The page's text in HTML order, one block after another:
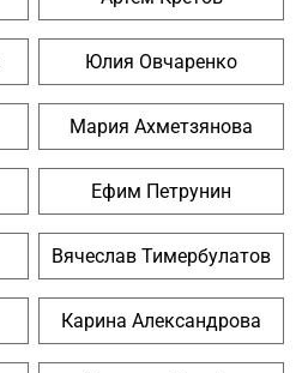
Юлия Овчаренко
Мария Ахметзянова
Ефим Петрунин
Вячеслав Тимербулатов
Карина Александрова